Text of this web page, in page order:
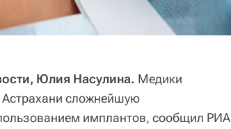
Юлия Насулина. Медики
Астрахани сложнейшую
имплантов, сообщил РИА